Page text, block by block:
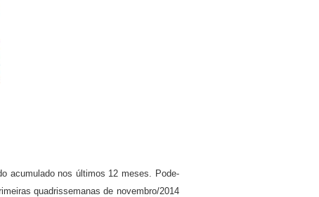
acumulado nos últimos 12 meses. Pode-
quadrissemanas de novembro/2014